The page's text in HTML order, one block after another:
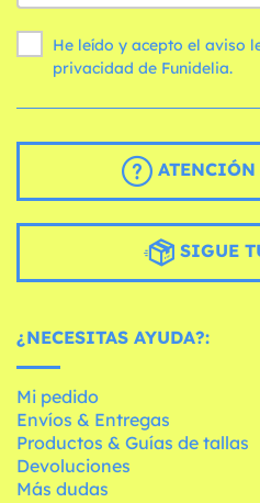
He leído y acepto el aviso
privacidad de Funidelia.
SIGUE
¿NECESITAS AYUDA?:
Mi pedido
Envíos & Entregas
Productos & Guías de tallas
Devoluciones
Más dudas